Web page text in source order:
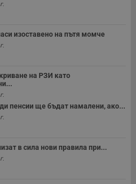
изоставено на пътя момче
на РЗИ като
пенсии ще бъдат намалени, ако...
в сила нови правила при...